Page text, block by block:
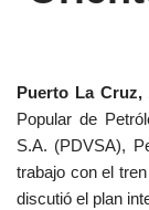
Puerto La Cruz,
Popular de
S.A. (PDVSA),
trabajo con el
discutió el plan